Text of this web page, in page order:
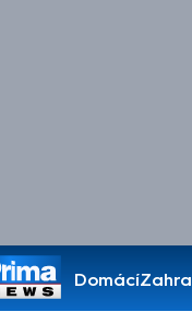
Domácí
Pořady